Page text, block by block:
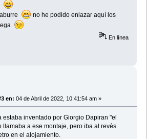
no he podido enlazar aquí los
En línea
en: 04 de Abril de 2022, 10:41:54 am »
estaba inventado por Giorgio Dapiran "el
llamaba a ese montaje, pero iba al revés.
en el alojamiento.